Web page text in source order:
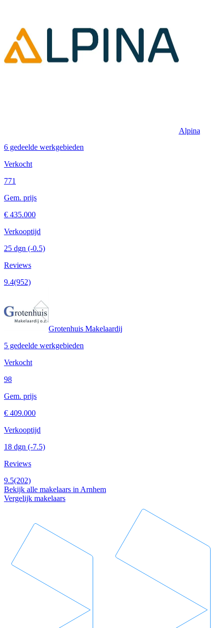
Alpina
6 gedeelde werkgebieden
Verkocht
771
Gem. prijs
€ 435.000
Verkooptijd
25 dgn (-0.5)
Reviews
9.4(952)
Grotenhuis Makelaardij
5 gedeelde werkgebieden
Verkocht
98
Gem. prijs
€ 409.000
Verkooptijd
18 dgn (-7.5)
Reviews
9.5(202)
Bekijk alle makelaars in Arnhem
Vergelijk makelaars